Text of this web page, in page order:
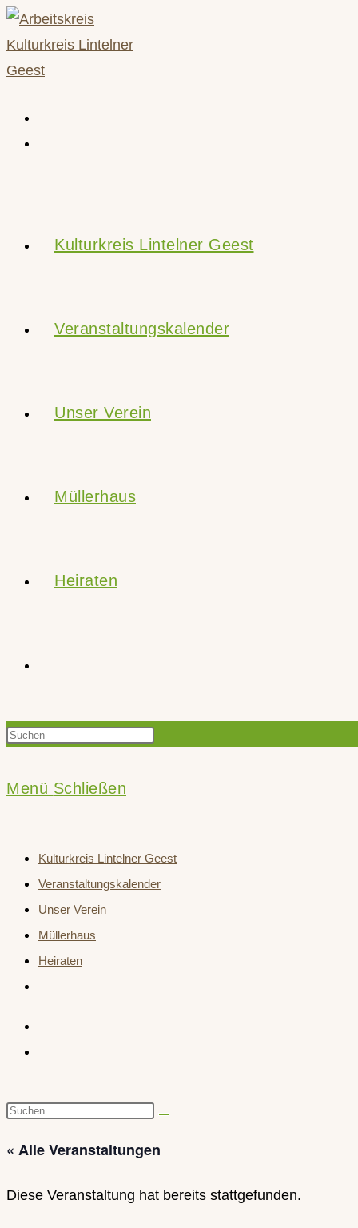
Zum
Inhalt
springen
Kulturkreis Lintelner Geest
Veranstaltungskalender
Unser Verein
Müllerhaus
Heiraten
Suche
Press
search
panel.
Menü Schließen
Kulturkreis Lintelner Geest
Veranstaltungskalender
Unser Verein
Müllerhaus
Heiraten
Diese
durchsuchen
« Alle Veranstaltungen
Diese Veranstaltung hat bereits stattgefunden.